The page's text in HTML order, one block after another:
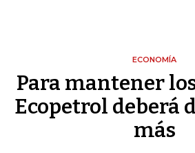
ECONOMÍA
Para mantener
Ecopetrol deberá
más